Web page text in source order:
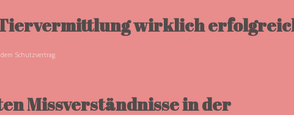
wirklich
Schutzvertrag.
Missverständnisse in der